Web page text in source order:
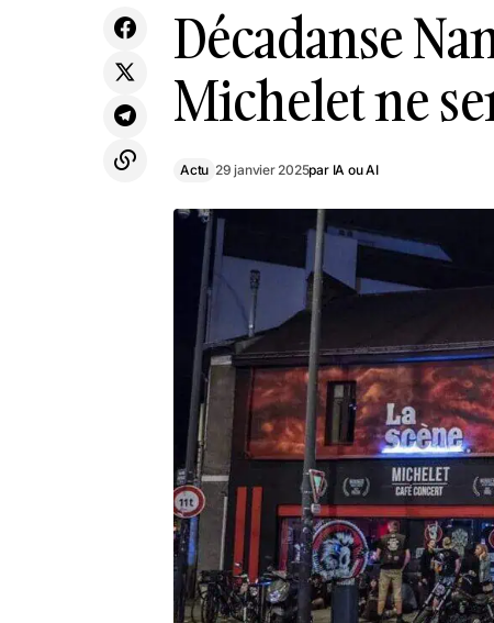
Décadanse
Michelet ne
Actu 29 janvier 2025par IA ou AI